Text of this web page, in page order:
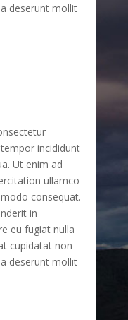
deserunt mollit
incididunt
Ut enim ad
ullamco
consequat.
in
eu fugiat nulla
cupidatat non
deserunt mollit